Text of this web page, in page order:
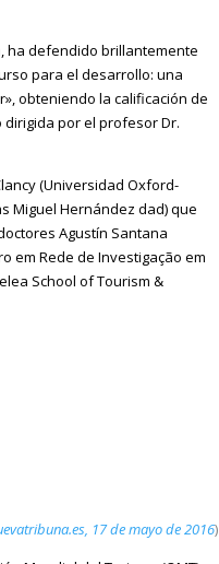
ha defendido brillantemente
para el desarrollo: una
obteniendo la calificación de
por el profesor Dr.
(Universidad Oxford-
Miguel Hernández dad) que
Agustín Santana
em Rede de Investigação em
School of Tourism &
17 de mayo de 2016)